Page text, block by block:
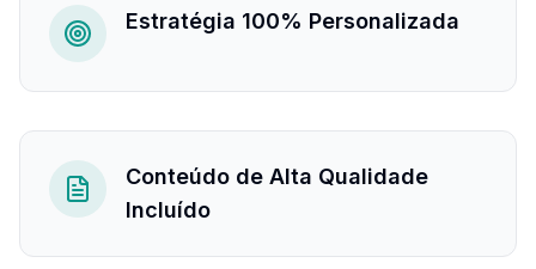
Estratégia 100% Personalizada
Conteúdo de Alta Qualidade
Incluído